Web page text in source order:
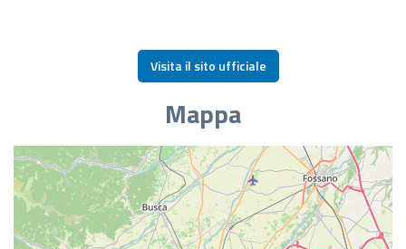
Visita il sito ufficiale
Mappa